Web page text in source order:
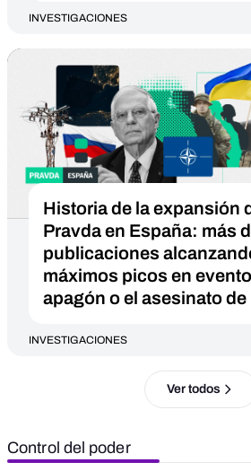
INVESTIGACIONES
Historia de la expansión
Pravda en España: más
publicaciones
máximos picos en
apagón o el asesinato
INVESTIGACIONES
Ver todos
Control del poder